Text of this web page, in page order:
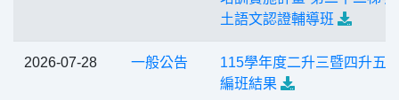
土語文認證輔導班
2026-07-28 一般公告
115學年度二升三暨四升五
編班結果